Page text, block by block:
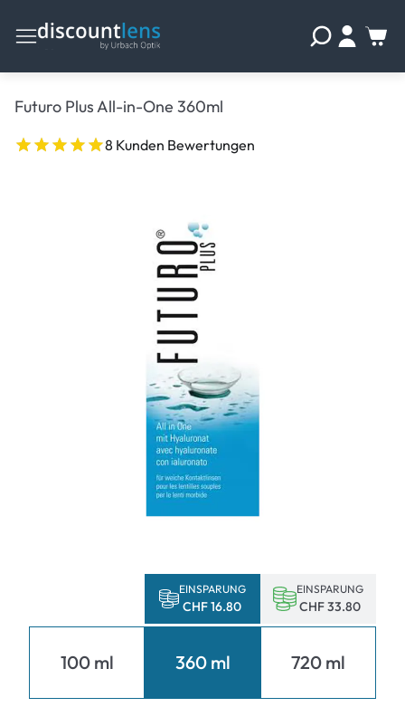
Futuro Plus All-in-One 360ml
8 Kunden Bewertungen
100 ml
EINSPARUNG
CHF 16.80
360 ml
EINSPARUNG
CHF 33.80
720 ml